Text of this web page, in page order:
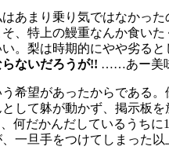
まり乗り気ではなかっ
特上の鰻重なんか食いた
。梨は時期的にやや劣る
ないだろうが!! ……あー美
望があったからである
して躰が動かず、掲示板
だかんだしているうち
一旦手をつけてしまった